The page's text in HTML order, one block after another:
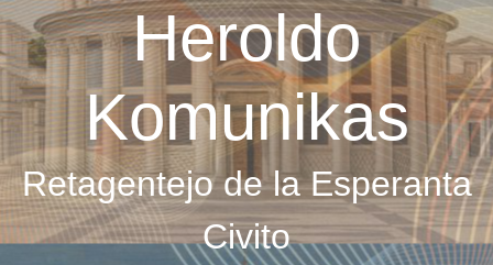
Heroldo
Komunikas
Retagentejo de la Esperanta
Civito